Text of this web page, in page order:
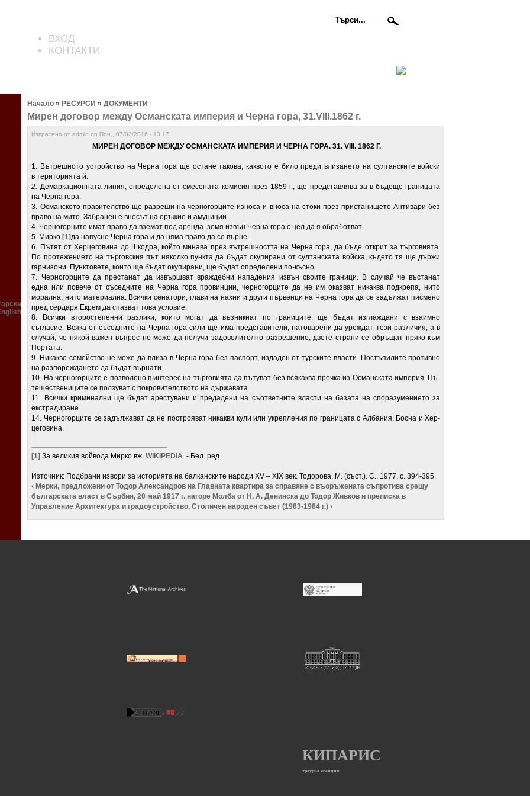
ВХОД
КОНТАКТИ
Начало » РЕСУРСИ »ДОКУМЕНТИ
Мирен договор между Османската империя и Черна гора, 31.VIII.1862 г.
Изпратено от admin on Пон., 07/03/2016 - 13:17
МИРЕН ДОГОВОР МЕЖДУ ОСМАНСКАТА ИМПЕРИЯ И ЧЕРНА ГОРА. 31. VIII. 1862 Г.
1. Вътрешното устройство на Черна гора ще остане тако­ва, каквото е било преди влизането на султанските войски
в територията й.
2. Демаркационната линия, определена от смесената ко­мисия през 1859 г., ще представлява за в бъдеще границата
на Черна гора.
3. Османското правителство ще разреши на черногорците износа и вноса на стоки през пристанището Антивари без
пра­во на мито. Забранен е вносът на оръжие и амуниции.
4. Черногорците имат право да вземат под аренда земя извън Черна гора с цел да я обработват.
5. Мирко [1]да напусне Черна гора и да няма право да се върне.
6. Пътят от Херцеговина до Шкодра, който минава през вътрешността на Черна гора, да бъде открит за търговията.
По протежението на търговския път няколко пункта да бъдат оку­пирани от султанската войска, където тя ще държи
гарнизони. Пунктовете, които ще бъдат окупирани, ще бъдат определени по-късно.
7. Черногорците да престанат да извършват враждебни нападения извън своите граници. В случай че въстанат
една или повече от съседните на Черна гора провинции, черногорците да не им оказват никаква подкрепа, нито
морална, нито мате­риална. Всички сенатори, глави на нахии и други първенци на Черна гора да се задължат писмено
пред сердаря Екрем да спазват това условие.
8. Всички второстепенни разлики, които могат да възник­нат по границите, ще бъдат изглаждани с взаимно
съгласие. Всяка от съседните на Черна гора сили ще има представители, натоварени да уреждат тези различия, а в
случай, че някой ва­жен въпрос не може да получи задоволително разрешение, две­те страни се обръщат пряко към
Портата.
9. Никакво семейство не може да влиза в Черна гора без паспорт, издаден от турските власти. Постъпилите противно
на разпореждането да бъдат върнати.
10. На черногорците е позволено в интерес на търговията да пътуват без всякаква пречка из Османската империя. Пъ­
тешествениците се ползуват с покровителството на държавата.
11. Всички криминални ще бъдат арестувани и предадени на съответните власти на базата на споразумението за
екстра­диране.
14. Черногорците се задължават да не построяват никакви кули или укрепления по границата с Албания, Босна и Хер­
цеговина.
[1] За великия войвода Мирко вж.WIKIPEDIA. - Бел. ред.
Източник: Подбрани извори за историята на балканските народи XV – XIX век.Тодорова, М. (съст.). С., 1977, с. 394-395.
‹ Мерки, предложени от Тодор Александров на Главната квартира за справяне с въоръжената съпротива срещу
българската власт в Сърбия, 20 май 1917 г. нагоре Молба от Н. А. Денинска до Тодор Живков и преписка в
Управление Архитектура и градоустройство, Столичен народен съвет (1983-1984 г.) ›
КИПАРИС
траурна агенция